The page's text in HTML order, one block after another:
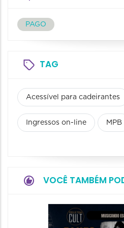
PAGO
TAG
Acessível para cadeirantes
Ingressos on-line MPB
VOCÊ TAMBÉM